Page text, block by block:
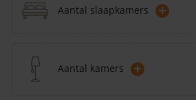
Aantal slaapkamers +
Aantal kamers +